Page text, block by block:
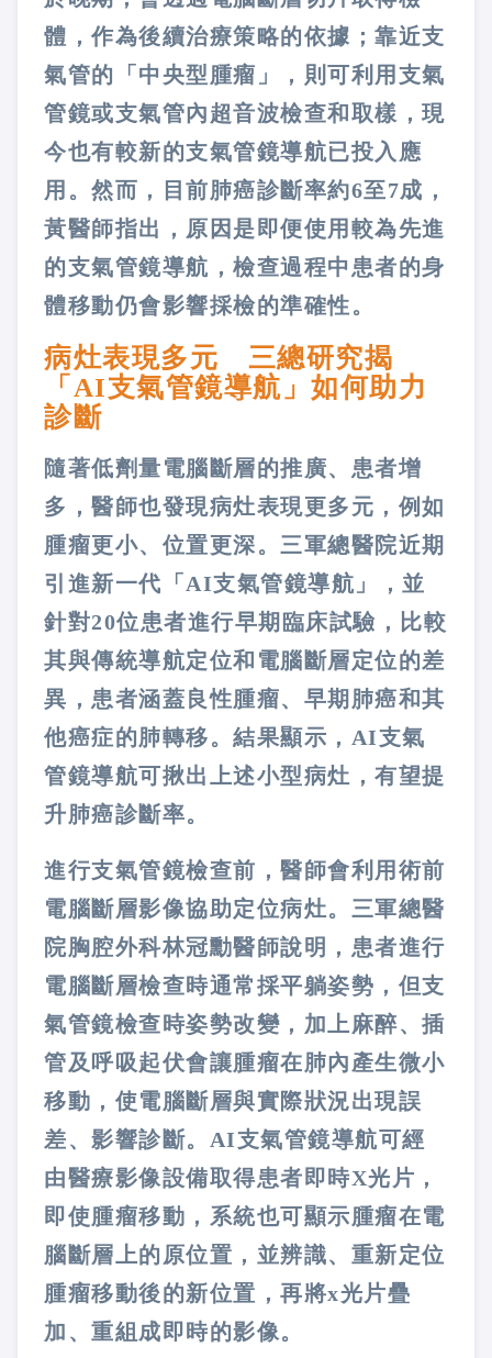
體，作為後續治療策略的依據；靠近支
氣管的「中央型腫瘤」，則可利用支氣
管鏡或支氣管內超音波檢查和取樣，現
今也有較新的支氣管鏡導航已投入應
用。然而，目前肺癌診斷率約6至7成，
黃醫師指出，原因是即便使用較為先進
的支氣管鏡導航，檢查過程中患者的身
體移動仍會影響採檢的準確性。
病灶表現多元 三總研究揭
「AI支氣管鏡導航」如何助力
診斷
隨著低劑量電腦斷層的推廣、患者增
多，醫師也發現病灶表現更多元，例如
腫瘤更小、位置更深。三軍總醫院近期
引進新一代「AI支氣管鏡導航」，並
針對20位患者進行早期臨床試驗，比較
其與傳統導航定位和電腦斷層定位的差
異，患者涵蓋良性腫瘤、早期肺癌和其
他癌症的肺轉移。結果顯示，AI支氣
管鏡導航可揪出上述小型病灶，有望提
升肺癌診斷率。
進行支氣管鏡檢查前，醫師會利用術前
電腦斷層影像協助定位病灶。三軍總醫
院胸腔外科林冠勳醫師說明，患者進行
電腦斷層檢查時通常採平躺姿勢，但支
氣管鏡檢查時姿勢改變，加上麻醉、插
管及呼吸起伏會讓腫瘤在肺內產生微小
移動，使電腦斷層與實際狀況出現誤
差、影響診斷。AI支氣管鏡導航可經
由醫療影像設備取得患者即時X光片，
即使腫瘤移動，系統也可顯示腫瘤在電
腦斷層上的原位置，並辨識、重新定位
腫瘤移動後的新位置，再將x光片疊
加、重組成即時的影像。